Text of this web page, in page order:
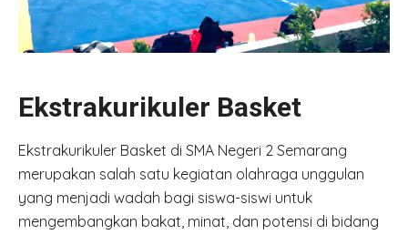
Ekstrakurikuler Basket
Ekstrakurikuler Basket di SMA Negeri 2 Semarang
merupakan salah satu kegiatan olahraga unggulan
yang menjadi wadah bagi siswa-siswi untuk
mengembangkan bakat, minat, dan potensi di bidang